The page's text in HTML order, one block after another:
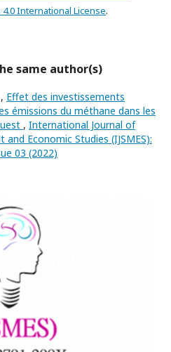
International License.
same author(s)
Effet des investissements
émissions du méthane dans les
, International Journal of
Economic Studies (IJSMES):
03 (2022)